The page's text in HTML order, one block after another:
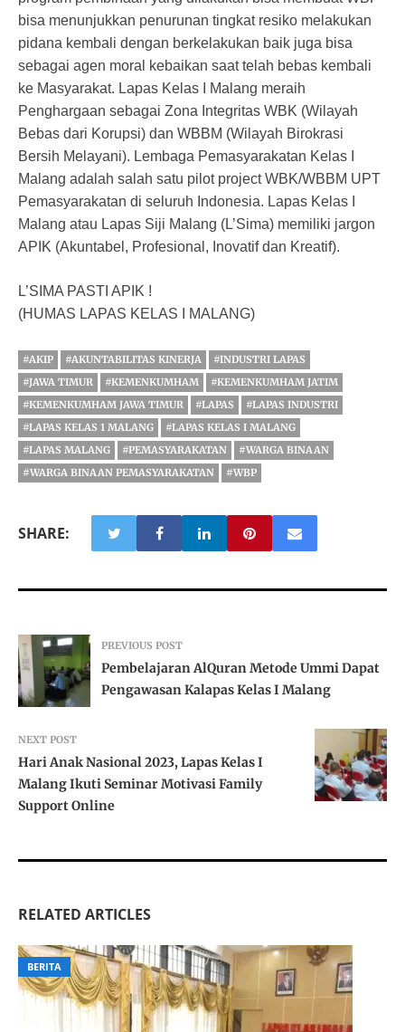
bisa menunjukkan penurunan tingkat resiko melakukan
pidana kembali dengan berkelakukan baik juga bisa
sebagai agen moral kebaikan saat telah bebas kembali
ke Masyarakat. Lapas Kelas I Malang meraih
Penghargaan sebagai Zona Integritas WBK (Wilayah
Bebas dari Korupsi) dan WBBM (Wilayah Birokrasi
Bersih Melayani). Lembaga Pemasyarakatan Kelas I
Malang adalah salah satu pilot project WBK/WBBM UPT
Pemasyarakatan di seluruh Indonesia. Lapas Kelas I
Malang atau Lapas Siji Malang (L’Sima) memiliki jargon
APIK (Akuntabel, Profesional, Inovatif dan Kreatif).
L’SIMA PASTI APIK !
(HUMAS LAPAS KELAS I MALANG)
#AKIP #AKUNTABILITAS KINERJA
#INDUSTRI LAPAS
#JAWA TIMUR
#KEMENKUMHAM
#KEMENKUMHAM JATIM
#KEMENKUMHAM JAWA TIMUR
#LAPAS
#LAPAS INDUSTRI
#LAPAS KELAS 1 MALANG
#LAPAS KELAS I MALANG
#LAPAS MALANG
#PEMASYARAKATAN
#WARGA BINAAN
#WARGA BINAAN PEMASYARAKATAN
#WBP
SHARE:
PREVIOUS POST
Pembelajaran AlQuran Metode Ummi Dapat
Pengawasan Kalapas Kelas I Malang
NEXT POST
Hari Anak Nasional 2023, Lapas Kelas I
Malang Ikuti Seminar Motivasi Family
Support Online
RELATED ARTICLES
BERITA